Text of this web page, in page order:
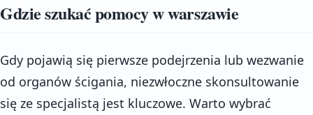
Gdzie szukać pomocy w warszawie
Gdy pojawią się pierwsze podejrzenia lub wezwanie
od organów ścigania, niezwłoczne skonsultowanie
się ze specjalistą jest kluczowe. Warto wybrać